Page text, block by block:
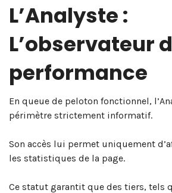
L’Analyste :
L’observateur
performance
En queue de peloton fonctionnel,
périmètre strictement informatif.
Son accès lui permet uniquement
les statistiques de la page.
Ce statut garantit que des tiers, tels